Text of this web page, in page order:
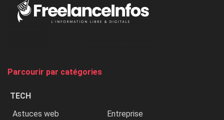
Nigeria,
Parcourir par catégories
TECH
Astuces web
Entreprise